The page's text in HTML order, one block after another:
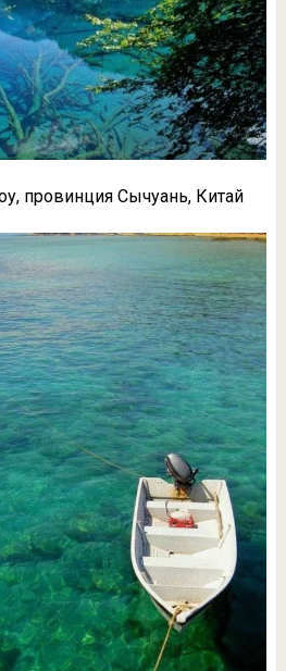
провинция Сычуань, Китай